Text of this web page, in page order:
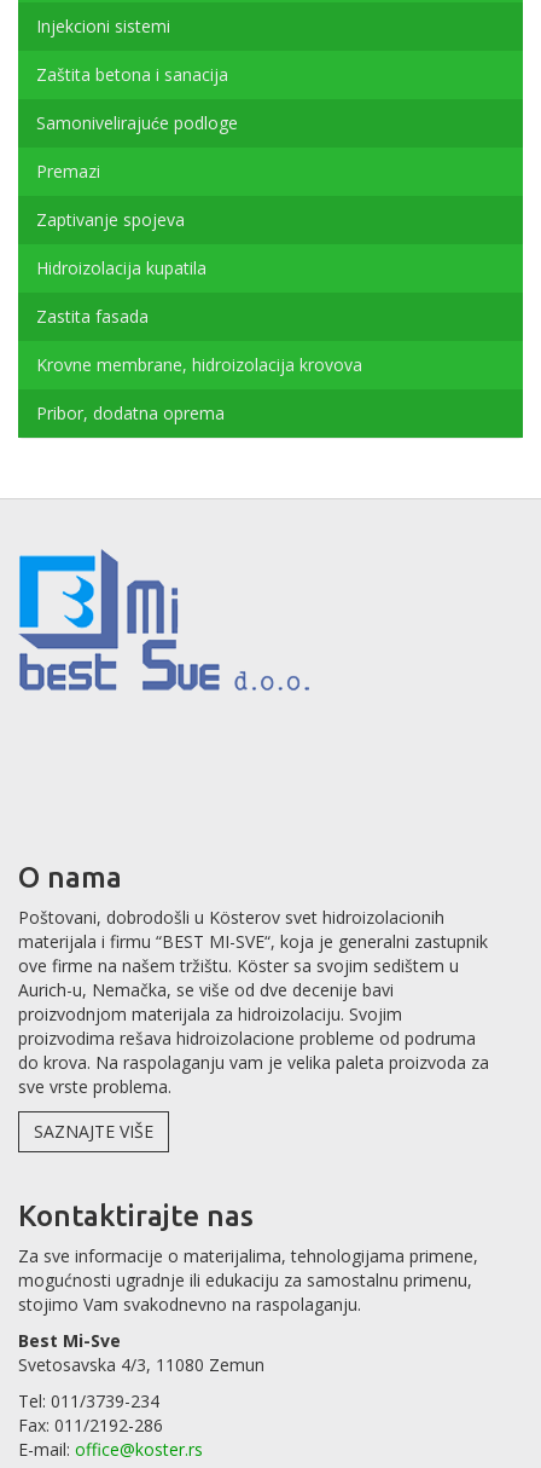
Injekcioni sistemi
Zaštita betona i sanacija
Samonivelirajuće podloge
Premazi
Zaptivanje spojeva
Hidroizolacija kupatila
Zastita fasada
Krovne membrane, hidroizolacija krovova
Pribor, dodatna oprema
O nama
Poštovani, dobrodošli u Kösterov svet hidroizolacionih
materijala i firmu “BEST MI-SVE“, koja je generalni zastupnik
ove firme na našem tržištu. Köster sa svojim sedištem u
Aurich-u, Nemačka, se više od dve decenije bavi
proizvodnjom materijala za hidroizolaciju. Svojim
proizvodima rešava hidroizolacione probleme od podruma
do krova. Na raspolaganju vam je velika paleta proizvoda za
sve vrste problema.
SAZNAJTE VIŠE
Kontaktirajte nas
Za sve informacije o materijalima, tehnologijama primene,
mogućnosti ugradnje ili edukaciju za samostalnu primenu,
stojimo Vam svakodnevno na raspolaganju.
Best Mi-Sve
Svetosavska 4/3, 11080 Zemun
Tel: 011/3739-234
Fax: 011/2192-286
E-mail: office@koster.rs